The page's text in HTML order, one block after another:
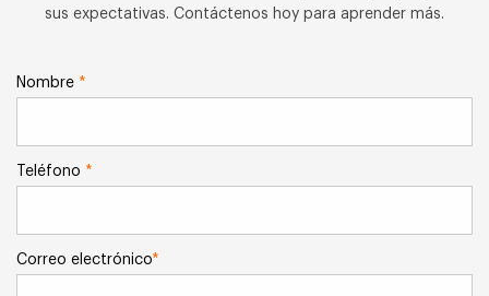
sus expectativas. Contáctenos hoy para aprender más.
Nombre *
Teléfono *
Correo electrónico*